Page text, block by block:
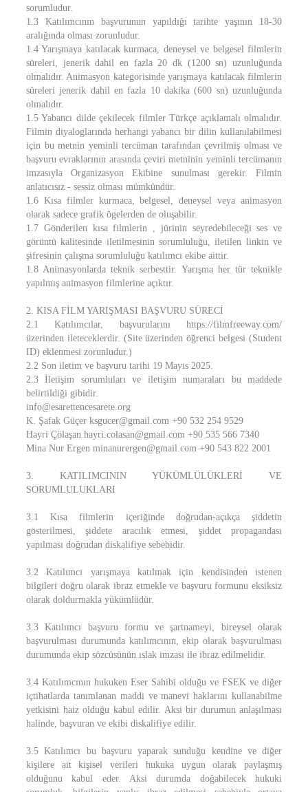
sorumludur.
1.3 Katılımcının başvurunun yapıldığı tarihte yaşının 18-30
aralığında olması zorunludur.
1.4 Yarışmaya katılacak kurmaca, deneysel ve belgesel filmlerin
süreleri, jenerik dahil en fazla 20 dk (1200 sn) uzunluğunda
olmalıdır. Animasyon kategorisinde yarışmaya katılacak filmlerin
süreleri jenerik dahil en fazla 10 dakika (600 sn) uzunluğunda
olmalıdır.
1.5 Yabancı dilde çekilecek filmler Türkçe açıklamalı olmalıdır.
Filmin diyaloglarında herhangi yabancı bir dilin kullanılabilmesi
için bu metnin yeminli tercüman tarafından çevrilmiş olması ve
başvuru evraklarının arasında çeviri metninin yeminli tercümanın
imzasıyla Organizasyon Ekibine sunulması gerekir. Filmin
anlatıcısız - sessiz olması mümkündür.
1.6 Kısa filmler kurmaca, belgesel, deneysel veya animasyon
olarak sadece grafik ögelerden de oluşabilir.
1.7 Gönderilen kısa filmlerin , jürinin seyredebileceği ses ve
görüntü kalitesinde iletilmesinin sorumluluğu, iletilen linkin ve
şifresinin çalışma sorumluluğu katılımcı ekibe aittir.
1.8 Animasyonlarda teknik serbesttir. Yarışma her tür teknikle
yapılmış animasyon filmlerine açıktır.
2. KISA FİLM YARIŞMASI BAŞVURU SÜRECİ
2.1 Katılımcılar, başvurularını https://filmfreeway.com/
üzerinden ileteceklerdir. (Site üzerinden öğrenci belgesi (Student
ID) eklenmesi zorunludur.)
2.2 Son iletim ve başvuru tarihi 19 Mayıs 2025.
2.3 İletişim sorumluları ve iletişim numaraları bu maddede
belirtildiği gibidir.
info@esarettencesarete.org
K. Şafak Güçer ksgucer@gmail.com +90 532 254 9529
Hayri Çölaşan hayri.colasan@gmail.com +90 535 566 7340
Mina Nur Ergen minanurergen@gmail.com +90 543 822 2001
3. KATILIMCININ YÜKÜMLÜLÜKLERİ VE
SORUMLULUKLARI
3.1 Kısa filmlerin içeriğinde doğrudan-açıkça şiddetin
gösterilmesi, şiddete aracılık etmesi, şiddet propagandası
yapılması doğrudan diskalifiye sebebidir.
3.2 Katılımcı yarışmaya katılmak için kendisinden istenen
bilgileri doğru olarak ibraz etmekle ve başvuru formunu eksiksiz
olarak doldurmakla yükümlüdür.
3.3 Katılımcı başvuru formu ve şartnameyi, bireysel olarak
başvurulması durumunda katılımcının, ekip olarak başvurulması
durumunda ekip sözcüsünün ıslak imzası ile ibraz edilmelidir.
3.4 Katılımcının hukuken Eser Sahibi olduğu ve FSEK ve diğer
içtihatlarda tanımlanan maddi ve manevi haklarını kullanabilme
yetkisini haiz olduğu kabul edilir. Aksi bir durumun anlaşılması
halinde, başvuran ve ekibi diskalifiye edilir.
3.5 Katılımcı bu başvuru yaparak sunduğu kendine ve diğer
kişilere ait kişisel verileri hukuka uygun olarak paylaşmış
olduğunu kabul eder. Aksi durumda doğabilecek hukuki